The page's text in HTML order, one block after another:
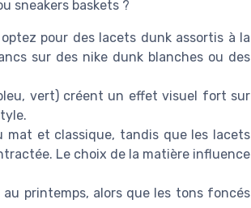
sneakers baskets ?
pour des lacets dunk assortis à la
sur des nike dunk blanches ou des
vert) créent un effet visuel fort sur
et classique, tandis que les lacets
Le choix de la matière influence
printemps, alors que les tons foncés